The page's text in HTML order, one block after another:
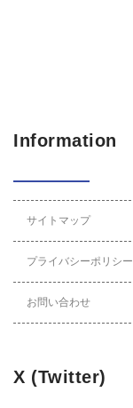
Information
サイトマップ
プライバシーポリシー
お問い合わせ
X (Twitter)